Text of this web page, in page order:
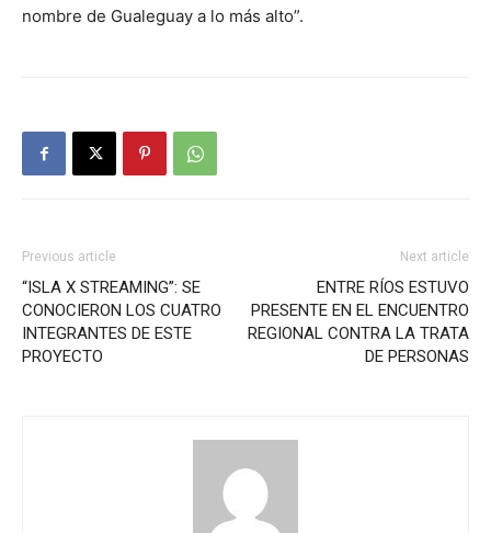
nombre de Gualeguay a lo más alto”.
Previous article
“ISLA X STREAMING”: SE
CONOCIERON LOS CUATRO
INTEGRANTES DE ESTE
PROYECTO
Next article
ENTRE RÍOS ESTUVO
PRESENTE EN EL ENCUENTRO
REGIONAL CONTRA LA TRATA
DE PERSONAS